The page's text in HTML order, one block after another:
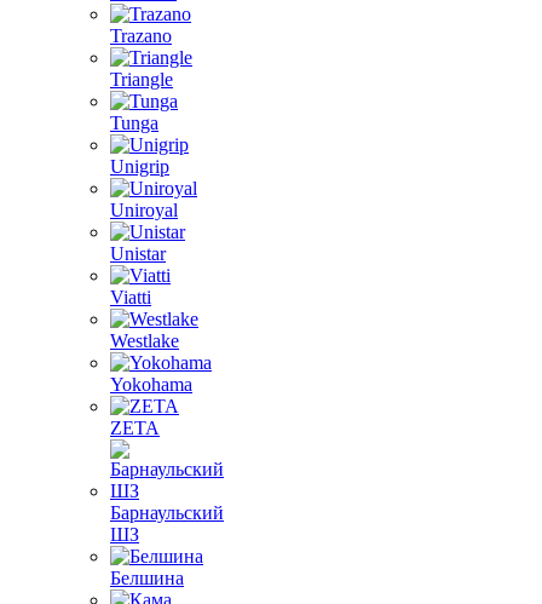
Trazano
Triangle
Tunga
Unigrip
Uniroyal
Unistar
Viatti
Westlake
Yokohama
ZETA
Барнаульский
ШЗ
Белшина